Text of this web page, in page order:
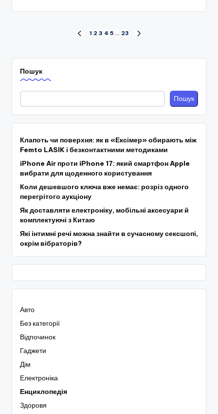
записів
ПОПЕРЕДНЯ
1 2 3 4 5 … 23
Пошук
Пошук
Клапоть чи поверхня: як в «Ексімер» обирають між
Femto LASIK і безконтактними методиками
iPhone Air проти iPhone 17: який смартфон Apple
вибрати для щоденного користування
Коли дешевшого ключа вже немає: розріз одного
перегрітого аукціону
Як доставляти електроніку, мобільні аксесуари й
комплектуючі з Китаю
Які інтимні речі можна знайти в сучасному сексшопі,
окрім вібраторів?
Авто
Без категорії
Відпочинок
Гаджети
Дім
Електроніка
Енциклопедія
Здоровя